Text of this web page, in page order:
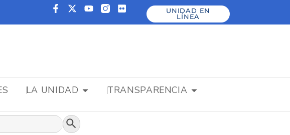
UNIDAD EN
LÍNEA
LA UNIDAD TRANSPARENCIA
Botón de búsqueda